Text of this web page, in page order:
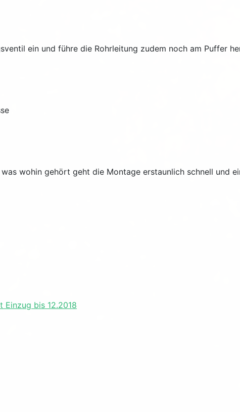
ein und führe die Rohrleitung zudem noch am Puffer
wohin gehört geht die Montage erstaunlich schnell und
Einzug bis 12.2018